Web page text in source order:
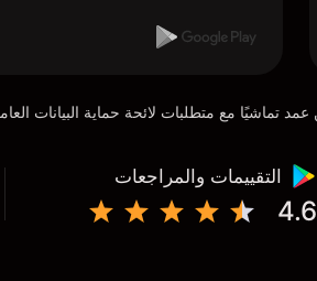
التقييمات والمراجعات
4.6